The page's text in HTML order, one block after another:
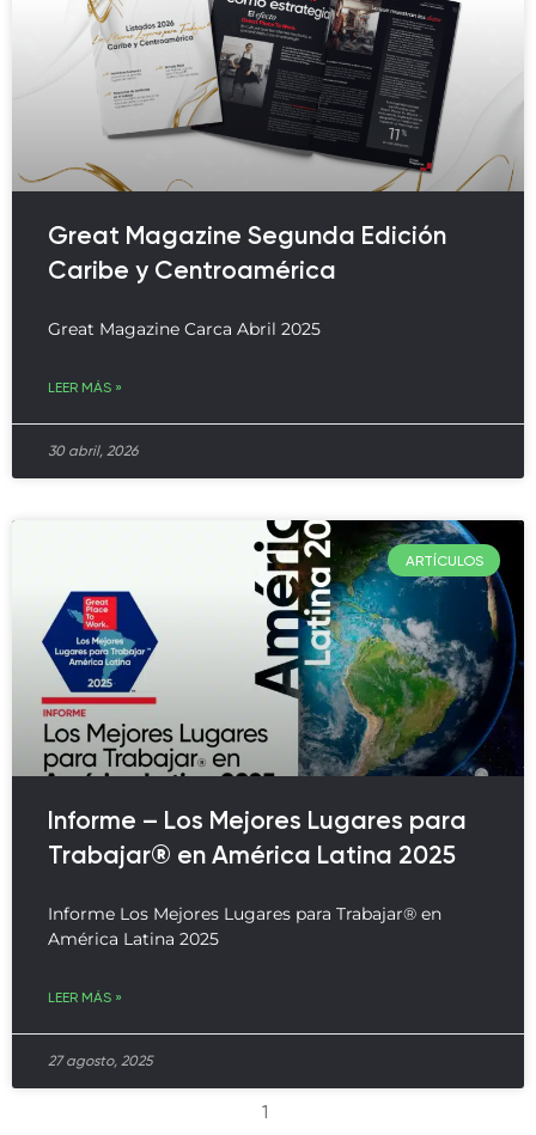
Great Magazine Segunda Edición
Caribe y Centroamérica
Great Magazine Carca Abril 2025
LEER MÁS »
30 abril, 2026
ARTÍCULOS
Informe – Los Mejores Lugares para
Trabajar® en América Latina 2025
Informe Los Mejores Lugares para Trabajar® en
América Latina 2025
LEER MÁS »
27 agosto, 2025
1